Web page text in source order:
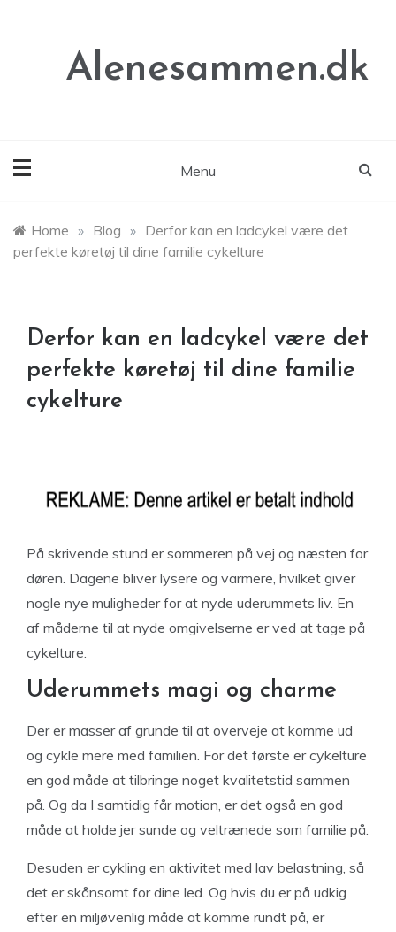
Alenesammen.dk
Menu
Home » Blog » Derfor kan en ladcykel være det
perfekte køretøj til dine familie cykelture
Derfor kan en ladcykel være det
perfekte køretøj til dine familie
cykelture
På skrivende stund er sommeren på vej og næsten for
døren. Dagene bliver lysere og varmere, hvilket giver
nogle nye muligheder for at nyde uderummets liv. En
af måderne til at nyde omgivelserne er ved at tage på
cykelture.
Uderummets magi og charme
Der er masser af grunde til at overveje at komme ud
og cykle mere med familien. For det første er cykelture
en god måde at tilbringe noget kvalitetstid sammen
på. Og da I samtidig får motion, er det også en god
måde at holde jer sunde og veltrænede som familie på.
Desuden er cykling en aktivitet med lav belastning, så
det er skånsomt for dine led. Og hvis du er på udkig
efter en miljøvenlig måde at komme rundt på, er